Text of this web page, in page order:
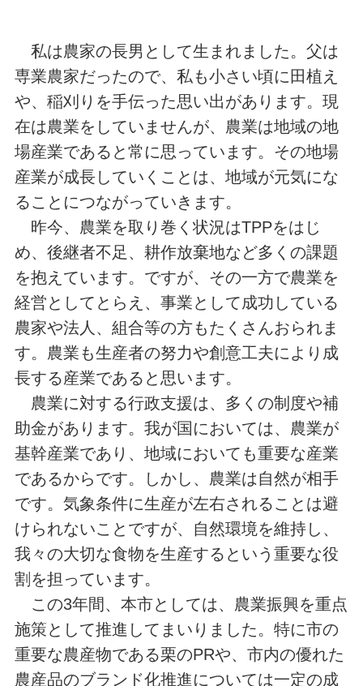
私は農家の長男として生まれました。父は
専業農家だったので、私も小さい頃に田植え
や、稲刈りを手伝った思い出があります。現
在は農業をしていませんが、農業は地域の地
場産業であると常に思っています。その地場
産業が成長していくことは、地域が元気にな
ることにつながっていきます。
昨今、農業を取り巻く状況はTPPをはじ
め、後継者不足、耕作放棄地など多くの課題
を抱えています。ですが、その一方で農業を
経営としてとらえ、事業として成功している
農家や法人、組合等の方もたくさんおられま
す。農業も生産者の努力や創意工夫により成
長する産業であると思います。
農業に対する行政支援は、多くの制度や補
助金があります。我が国においては、農業が
基幹産業であり、地域においても重要な産業
であるからです。しかし、農業は自然が相手
です。気象条件に生産が左右されることは避
けられないことですが、自然環境を維持し、
我々の大切な食物を生産するという重要な役
割を担っています。
この3年間、本市としては、農業振興を重点
施策として推進してまいりました。特に市の
重要な農産物である栗のPRや、市内の優れた
農産品のブランド化推進については一定の成